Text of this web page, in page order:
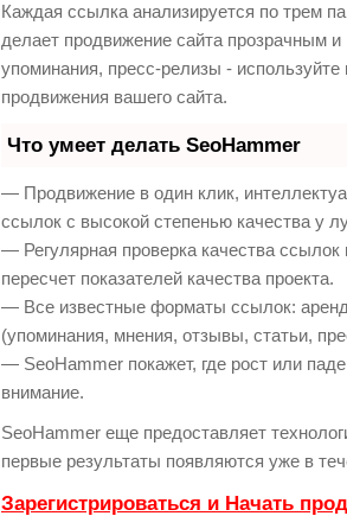
Каждая ссылка анализируется по трем
делает продвижение сайта прозрачным
упоминания, пресс-релизы -
продвижения вашего сайта.
Что умеет делать SeoHammer
— Продвижение в один клик,
ссылок с высокой степенью качества у
— Регулярная проверка качества
пересчет показателей качества проекта.
— Все известные форматы ссылок:
(упоминания, мнения, отзывы, статьи,
— SeoHammer покажет, где рост или
внимание.
SeoHammer еще предоставляет
первые результаты появляются уже в
Зарегистрироваться и Начать